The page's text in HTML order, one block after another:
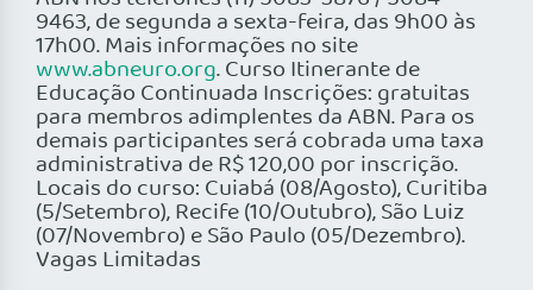
9463, de segunda a sexta-feira, das 9h00 às
17h00. Mais informações no site
www.abneuro.org. Curso Itinerante de
Educação Continuada Inscrições: gratuitas
para membros adimplentes da ABN. Para os
demais participantes será cobrada uma taxa
administrativa de R$ 120,00 por inscrição.
Locais do curso: Cuiabá (08/Agosto), Curitiba
(5/Setembro), Recife (10/Outubro), São Luiz
(07/Novembro) e São Paulo (05/Dezembro).
Vagas Limitadas